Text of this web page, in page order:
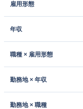
雇用形態
年収
職種 × 雇用形態
勤務地 × 年収
勤務地 × 職種